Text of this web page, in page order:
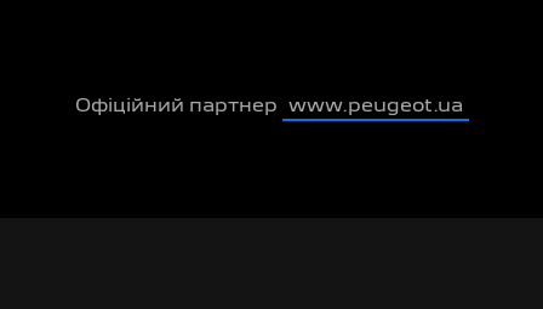
Офіційний партнер www.peugeot.ua